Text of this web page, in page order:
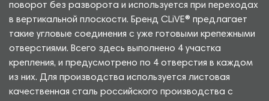
поворот без разворота и используется при переходах
в вертикальной плоскости. Бренд CLiVE® предлагает
такие угловые соединения с уже готовыми крепежными
отверстиями. Всего здесь выполнено 4 участка
крепления, и предусмотрено по 4 отверстия в каждом
из них. Для производства используется листовая
качественная сталь российского производства с